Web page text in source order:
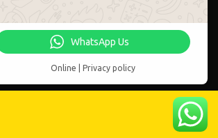
WhatsApp Us
Online | Privacy policy